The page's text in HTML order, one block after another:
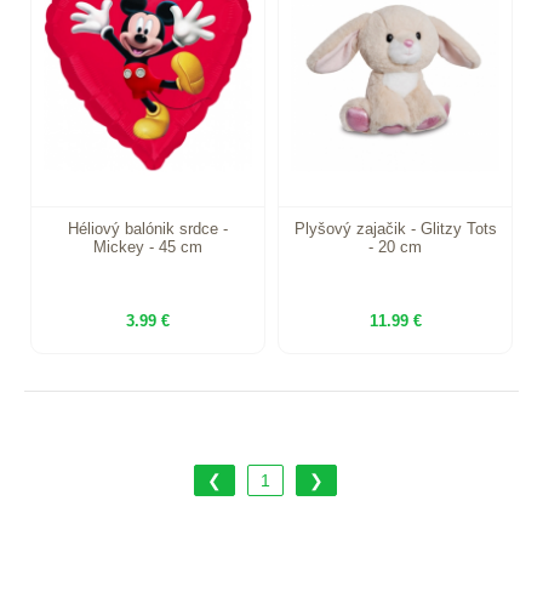
Héliový balónik srdce -
Mickey - 45 cm
3.99 €
Plyšový zajačik - Glitzy Tots
- 20 cm
11.99 €
❮ 1 ❯